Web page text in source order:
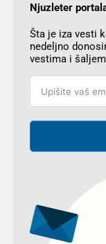
Njuzleter
Šta je iza vesti
nedeljno
vestima i